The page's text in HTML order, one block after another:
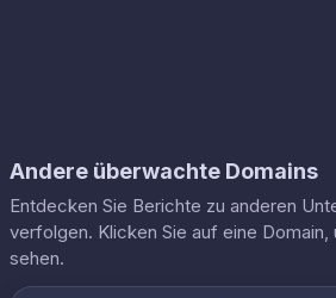
Andere überwachte Domains
Entdecken Sie Berichte zu anderen
verfolgen. Klicken Sie auf eine Domain,
sehen.